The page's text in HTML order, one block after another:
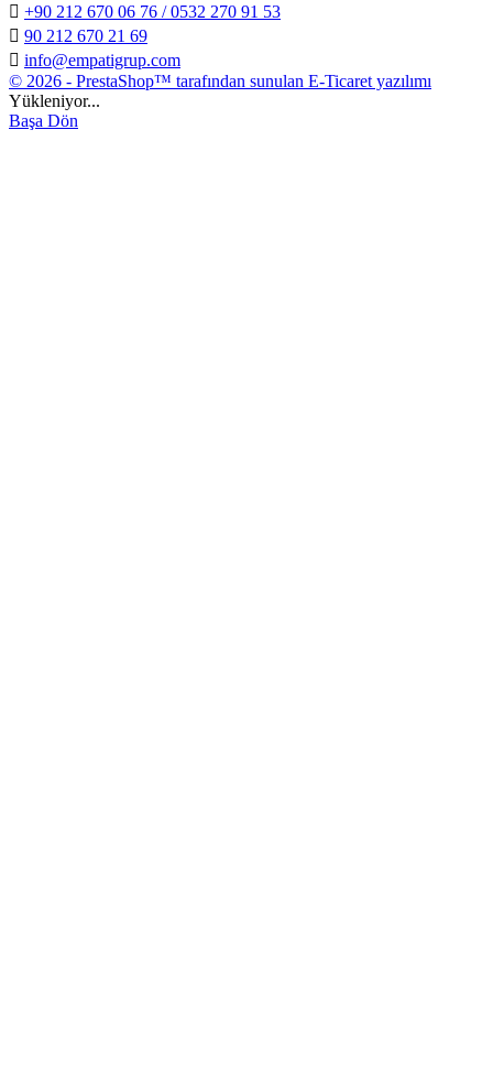
 +90 212 670 06 76 / 0532 270 91 53
 90 212 670 21 69
 info@empatigrup.com
© 2026 - PrestaShop™ tarafından sunulan E-Ticaret yazılımı
Yükleniyor...
Başa Dön